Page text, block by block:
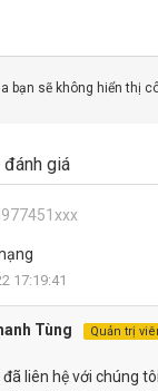
bạn sẽ không hiển thị
giá
17:19:41
Tùng Quản trị
liên hệ với chúng